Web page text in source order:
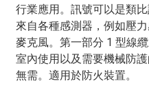
行業應用。訊號可以是類
來自各種感測器，例如壓
麥克風。第一部分 1 型線
室內使用以及需要機械防
無需。適用於防火裝置。